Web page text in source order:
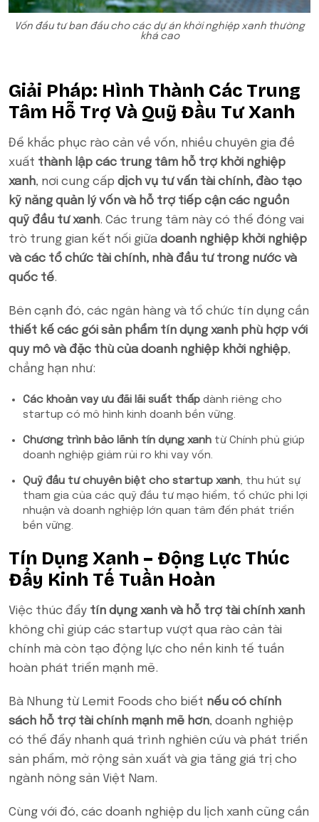
Vốn đầu tư ban đầu cho các dự án khởi nghiệp xanh thường
khá cao
Giải Pháp: Hình Thành Các Trung
Tâm Hỗ Trợ Và Quỹ Đầu Tư Xanh
Để khắc phục rào cản về vốn, nhiều chuyên gia đề
xuất thành lập các trung tâm hỗ trợ khởi nghiệp
xanh, nơi cung cấp dịch vụ tư vấn tài chính, đào tạo
kỹ năng quản lý vốn và hỗ trợ tiếp cận các nguồn
quỹ đầu tư xanh. Các trung tâm này có thể đóng vai
trò trung gian kết nối giữa doanh nghiệp khởi nghiệp
và các tổ chức tài chính, nhà đầu tư trong nước và
quốc tế.
Bên cạnh đó, các ngân hàng và tổ chức tín dụng cần
thiết kế các gói sản phẩm tín dụng xanh phù hợp với
quy mô và đặc thù của doanh nghiệp khởi nghiệp,
chẳng hạn như:
Các khoản vay ưu đãi lãi suất thấp dành riêng cho
startup có mô hình kinh doanh bền vững.
Chương trình bảo lãnh tín dụng xanh từ Chính phủ giúp
doanh nghiệp giảm rủi ro khi vay vốn.
Quỹ đầu tư chuyên biệt cho startup xanh, thu hút sự
tham gia của các quỹ đầu tư mạo hiểm, tổ chức phi lợi
nhuận và doanh nghiệp lớn quan tâm đến phát triển
bền vững.
Tín Dụng Xanh – Động Lực Thúc
Đẩy Kinh Tế Tuần Hoàn
Việc thúc đẩy tín dụng xanh và hỗ trợ tài chính xanh
không chỉ giúp các startup vượt qua rào cản tài
chính mà còn tạo động lực cho nền kinh tế tuần
hoàn phát triển mạnh mẽ.
Bà Nhung từ Lemit Foods cho biết nếu có chính
sách hỗ trợ tài chính mạnh mẽ hơn, doanh nghiệp
có thể đẩy nhanh quá trình nghiên cứu và phát triển
sản phẩm, mở rộng sản xuất và gia tăng giá trị cho
ngành nông sản Việt Nam.
Cùng với đó, các doanh nghiệp du lịch xanh cũng cần